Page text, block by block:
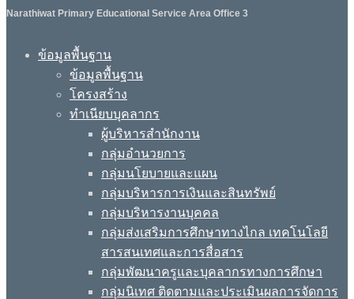
Narathiwat Primary Educational Service Area Office 3
ข้อมูลพื้นฐาน
ข้อมูลพื้นฐาน
โครงสร้าง
ทำเนียบบุคลากร
ผู้บริหารสำนักงาน
กลุ่มอำนวยการ
กลุ่มนโยบายและแผน
กลุ่มบริหารการเงินและสินทรัพย์
กลุ่มบริหารงานบุคคล
กลุ่มส่งเสริมการศึกษาทางไกล เทคโนโลยี
สารสนเทศและการสื่อสาร
กลุ่มพัฒนาครูและบุคลากรทางการศึกษา
กลุ่มนิเทศ ติดตามและประเมินผลการจัดการ